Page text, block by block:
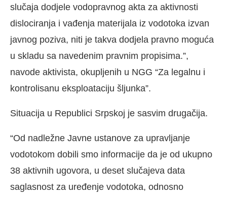
slučaja dodjele vodopravnog akta za aktivnosti
dislociranja i vađenja materijala iz vodotoka izvan
javnog poziva, niti je takva dodjela pravno moguća
u skladu sa navedenim pravnim propisima.”,
navode aktivista, okupljenih u NGG “Za legalnu i
kontrolisanu eksploataciju šljunka”.
Situacija u Republici Srpskoj je sasvim drugačija.
“Od nadležne Javne ustanove za upravljanje
vodotokom dobili smo informacije da je od ukupno
38 aktivnih ugovora, u deset slučajeva data
saglasnost za uređenje vodotoka, odnosno